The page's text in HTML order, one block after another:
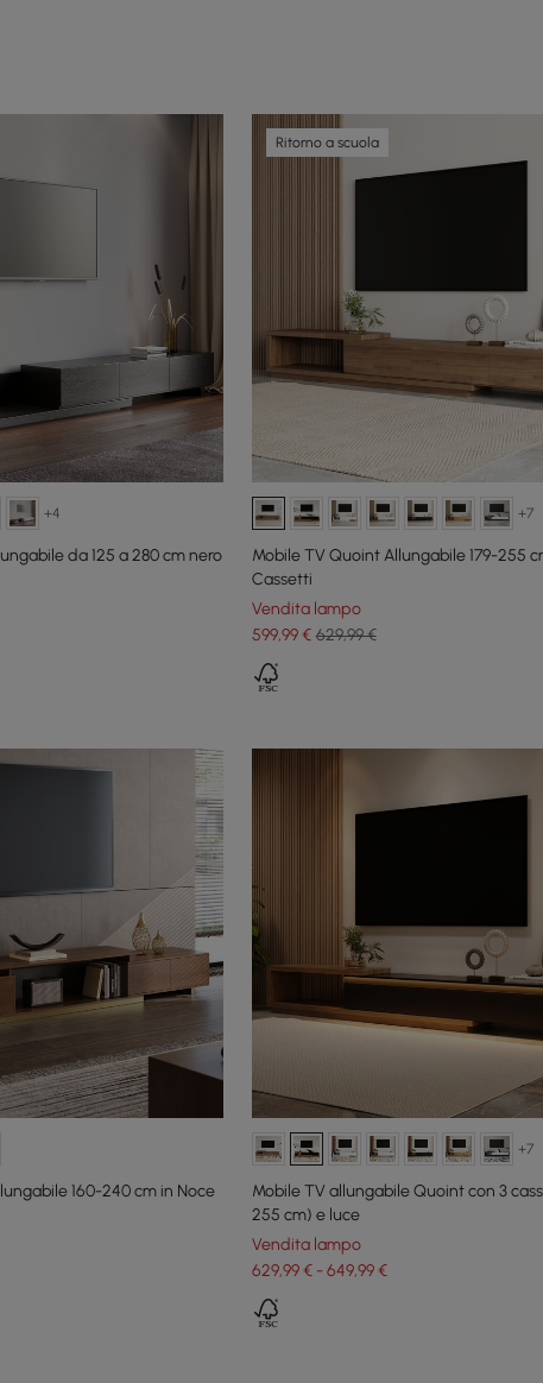
+4
da 125 a 280 cm nero
Ritorno a scuola
+7
Mobile TV Quoint Allungabile 179-255
Cassetti
Vendita lampo
599,99€ 629,99 €
160-240 cm in Noce
+7
Mobile TV allungabile Quoint con 3
255 cm) e luce
Vendita lampo
629,99 € - 649,99 €